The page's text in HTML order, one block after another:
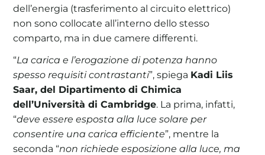
dell’energia (trasferimento al circuito elettrico)
non sono collocate all’interno dello stesso
comparto, ma in due camere differenti.
“La carica e l’erogazione di potenza hanno
spesso requisiti contrastanti”, spiega Kadi Liis
Saar, del Dipartimento di Chimica
dell’Università di Cambridge. La prima, infatti,
“deve essere esposta alla luce solare per
consentire una carica efficiente”, mentre la
seconda “non richiede esposizione alla luce, ma